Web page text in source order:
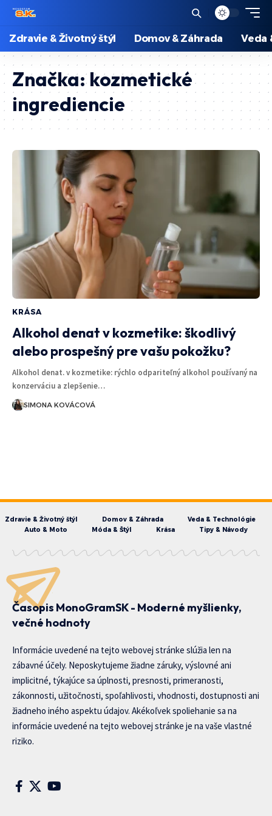
Zdravie & Životný štýl Domov & Záhrada Veda
Značka:kozmetické
ingrediencie
KRÁSA
Alkohol denat v kozmetike: škodlivý
alebo prospešný pre vašu pokožku?
Alkohol denat. v kozmetike: rýchlo odpariteľný alkohol používaný na
konzerváciu a zlepšenie…
SIMONA KOVÁCOVÁ
Zdravie & Životný štýl Domov & Záhrada
Veda & Technológie
Auto & Moto
Móda & Štýl Krása Tipy & Návody
Časopis MonoGramSK - Moderné myšlienky,
večné hodnoty
Informácie uvedené na tejto webovej stránke slúžia len na
zábavné účely. Neposkytujeme žiadne záruky, výslovné ani
implicitné, týkajúce sa úplnosti, presnosti, primeranosti,
zákonnosti, užitočnosti, spoľahlivosti, vhodnosti, dostupnosti ani
žiadneho iného aspektu údajov. Akékoľvek spoliehanie sa na
informácie uvedené na tejto webovej stránke je na vaše vlastné
riziko.